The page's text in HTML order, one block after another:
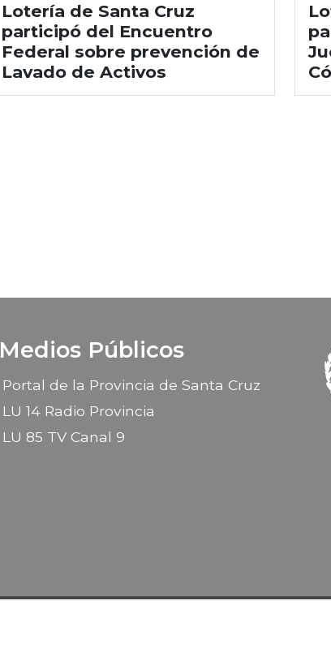
Lotería de Santa Cruz
participó del Encuentro
Federal sobre prevención de
Lavado de Activos
Medios Públicos
Portal de la Provincia de Santa Cruz
LU 14 Radio Provincia
LU 85 TV Canal 9